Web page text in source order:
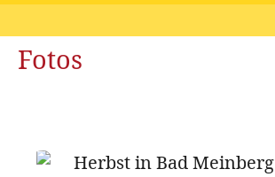
Fotos
Herbst in Bad Meinberg